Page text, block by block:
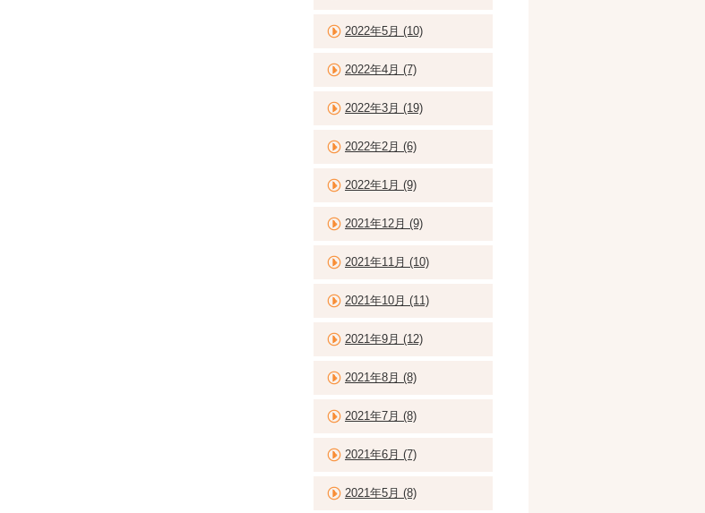
2022年5月 (10)
2022年4月 (7)
2022年3月 (19)
2022年2月 (6)
2022年1月 (9)
2021年12月 (9)
2021年11月 (10)
2021年10月 (11)
2021年9月 (12)
2021年8月 (8)
2021年7月 (8)
2021年6月 (7)
2021年5月 (8)